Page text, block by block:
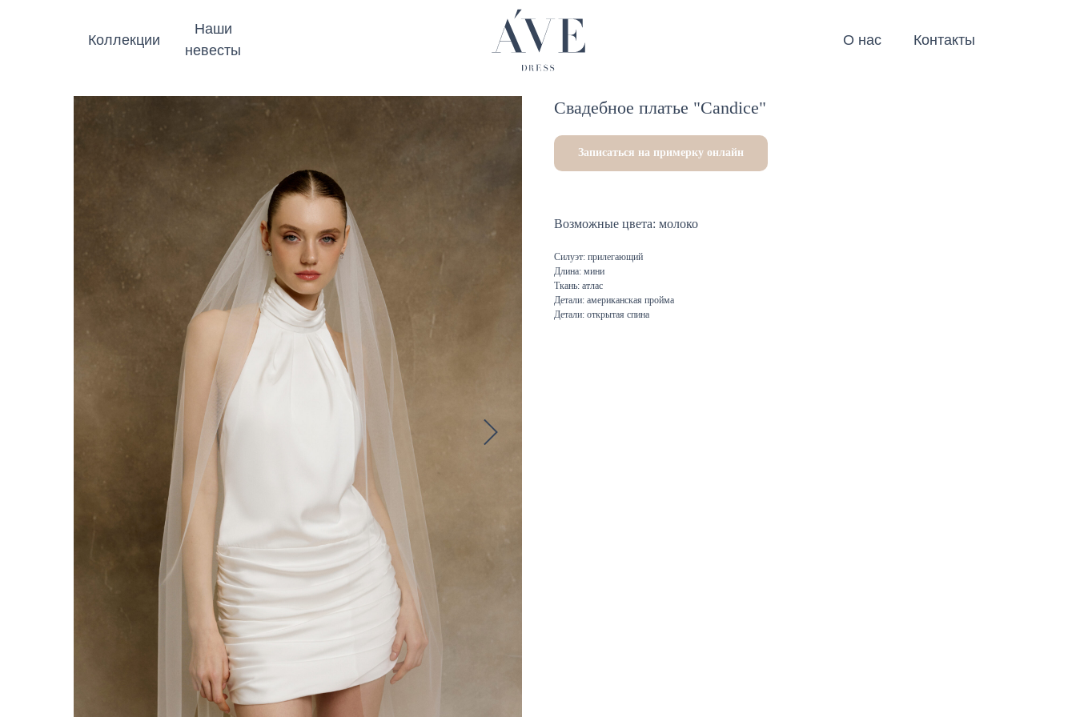
Коллекции
Наши
невесты
О нас Контакты
Свадебное платье "Candice"
Записаться на примерку онлайн
Возможные цвета: молоко
Силуэт: прилегающий
Длина: мини
Ткань: атлас
Детали: американская пройма
Детали: открытая спина